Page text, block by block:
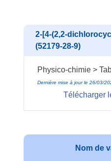
2-[4-(2,2-
(52179-28-9)
Physico-chimie >
Dernière mise à jour le 26/03/
Télécharger
Nom de